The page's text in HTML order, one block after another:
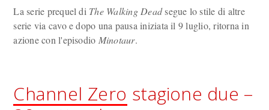
La serie prequel di The Walking Deadsegue lo stile di altre
serie via cavo e dopo una pausa iniziata il 9 luglio, ritorna in
azione con l'episodio Minotaur.
Channel Zero stagione due –